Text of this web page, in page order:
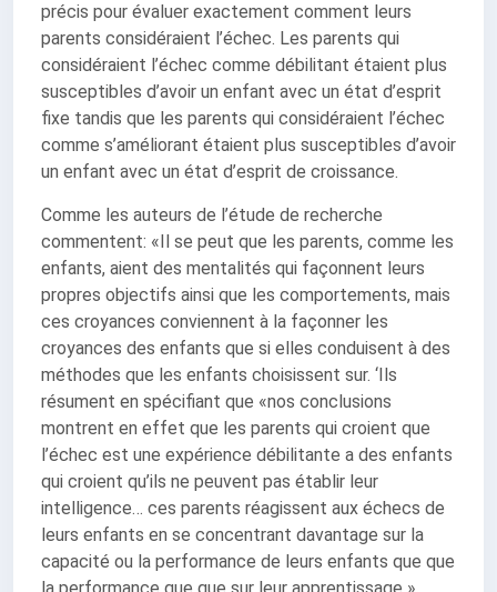
précis pour évaluer exactement comment leurs
parents considéraient l’échec. Les parents qui
considéraient l’échec comme débilitant étaient plus
susceptibles d’avoir un enfant avec un état d’esprit
fixe tandis que les parents qui considéraient l’échec
comme s’améliorant étaient plus susceptibles d’avoir
un enfant avec un état d’esprit de croissance.
Comme les auteurs de l’étude de recherche
commentent: «Il se peut que les parents, comme les
enfants, aient des mentalités qui façonnent leurs
propres objectifs ainsi que les comportements, mais
ces croyances conviennent à la façonner les
croyances des enfants que si elles conduisent à des
méthodes que les enfants choisissent sur. ‘Ils
résument en spécifiant que «nos conclusions
montrent en effet que les parents qui croient que
l’échec est une expérience débilitante a des enfants
qui croient qu’ils ne peuvent pas établir leur
intelligence… ces parents réagissent aux échecs de
leurs enfants en se concentrant davantage sur la
capacité ou la performance de leurs enfants que que